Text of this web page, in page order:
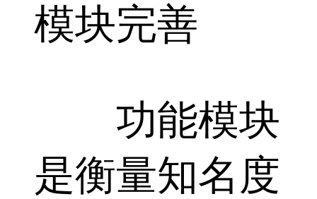
模块完善
功能模块
是衡量知名度